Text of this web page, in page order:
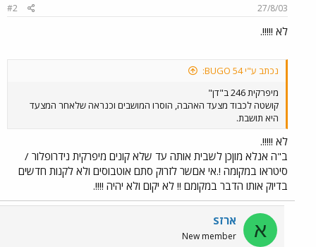
27/8/03
#2
לא !!!!!.
נכתב ע"י BUGO 54:
מיפרקית 246 ב"דן"
קושטה לכבוד מצעד האהבה, הוסרו המושבים וכנראה שלאחר המצעד
היא תושבת.
לא !!!!!.
ב"ה אנלא מוןכן לשבית אותה עד שלא קונים מיפרקית נידרופלור /
סיטראו במקומה !.אי אםשר לזרוק סתם אוטבוסים ולא לקנות חדשים
בדיוק אותו הדבר במקומם !! לא יקום ולא יהיה !!!!.
א ארזS
New member